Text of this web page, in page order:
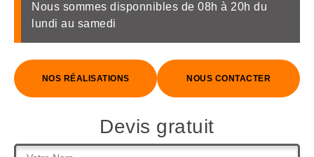
Nous sommes disponnibles de 08h à 20h du
lundi au samedi
NOS RÉALISATIONS NOUS CONTACTER
Devis gratuit